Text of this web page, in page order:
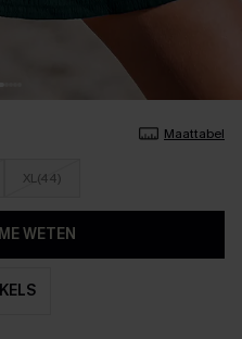
Maattabel
XL(44)
WETEN